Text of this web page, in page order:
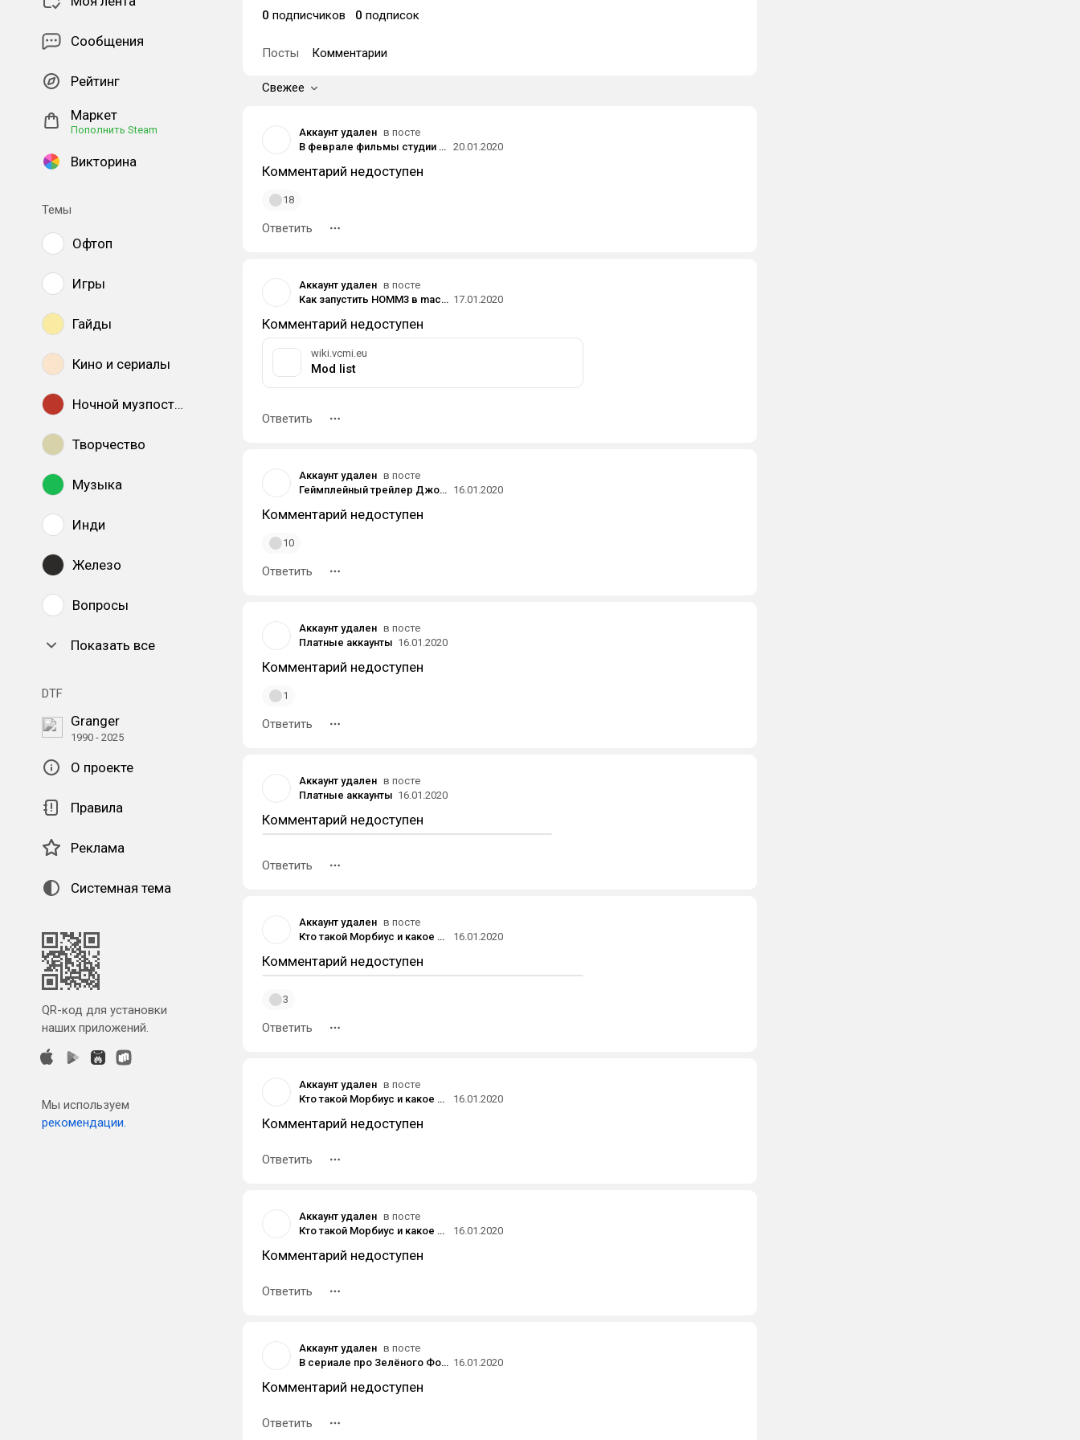
Сообщения
Рейтинг
Маркет
Пополнить Steam
Викторина
Темы
Офтоп
Игры
Гайды
Кино и сериалы
Ночной музпостинг
Творчество
Музыка
Инди
Железо
Вопросы
Показать все
DTF
Granger
1990 - 2025
О проекте
Правила
Реклама
Системная тема
QR-код для установки
наших приложений.
Мы используем
рекомендации.
0 подписчиков 0 подписок
Посты Комментарии
Свежее
Аккаунт удален в посте
В феврале фильмы студии Ghibli выйдут на Netflix по всему миру 20.01.2020
Комментарий недоступен
18
Ответить
Аккаунт удален в посте
Как запустить HOMM3 в macOS Catalina 17.01.2020
Комментарий недоступен
wiki.vcmi.eu
Mod list
Ответить
Аккаунт удален в посте
Геймплейный трейлер Джокера в Mortal Kombat 11 16.01.2020
Комментарий недоступен
10
Ответить
Аккаунт удален в посте
Платные аккаунты 16.01.2020
Комментарий недоступен
1
Ответить
Аккаунт удален в посте
Платные аккаунты 16.01.2020
Комментарий недоступен
Ответить
Аккаунт удален в посте
Кто такой Морбиус и какое место он занимает во вселенной Человека-паука
16.01.2020
Комментарий недоступен
3
Ответить
Аккаунт удален в посте
Кто такой Морбиус и какое место он занимает во вселенной Человека-паука
16.01.2020
Комментарий недоступен
Ответить
Аккаунт удален в посте
Кто такой Морбиус и какое место он занимает во вселенной Человека-паука
16.01.2020
Комментарий недоступен
Ответить
Аккаунт удален в посте
В сериале про Зелёного Фонаря будет сразу два главных героя и Синестро 16.01.2020
Комментарий недоступен
Ответить